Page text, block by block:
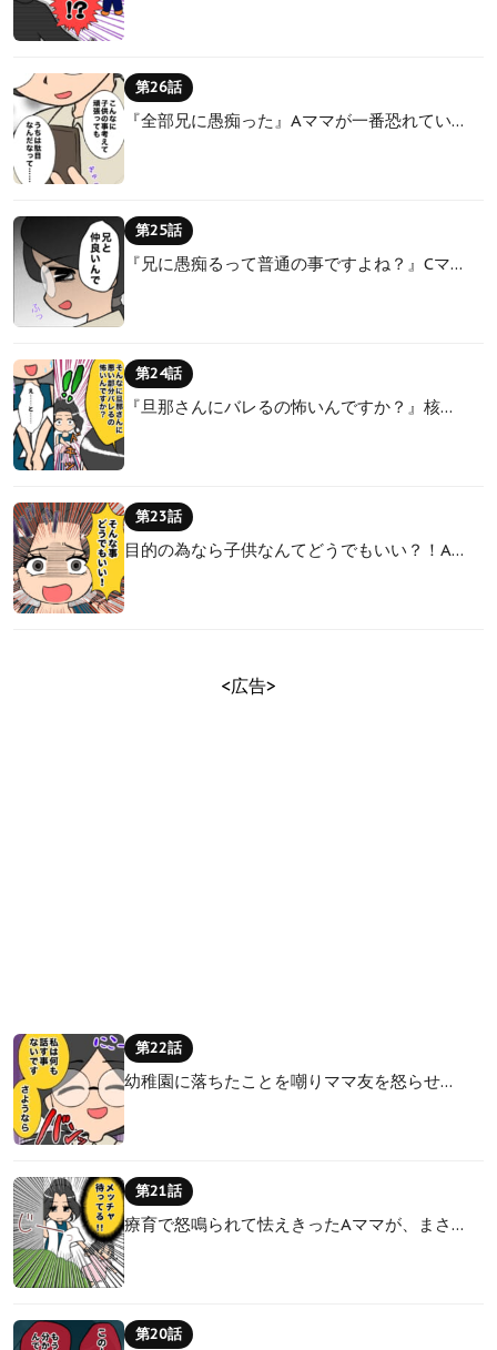
第26話
『全部兄に愚痴った』Aママが一番恐れてい…
第25話
『兄に愚痴るって普通の事ですよね？』Cマ…
第24話
『旦那さんにバレるの怖いんですか？』核…
第23話
目的の為なら子供なんてどうでもいい？！A…
<広告>
第22話
幼稚園に落ちたことを嘲りママ友を怒らせ…
第21話
療育で怒鳴られて怯えきったAママが、まさ…
第20話